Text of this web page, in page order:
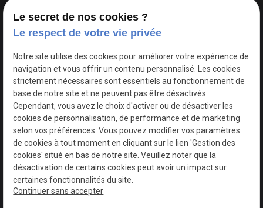
Google Maps Search API est désactivé.
Le secret de nos cookies ?
Le respect de votre vie privée
Notre site utilise des cookies pour améliorer votre expérience de
navigation et vous offrir un contenu personnalisé. Les cookies
strictement nécessaires sont essentiels au fonctionnement de
base de notre site et ne peuvent pas être désactivés.
Cependant, vous avez le choix d'activer ou de désactiver les
cookies de personnalisation, de performance et de marketing
selon vos préférences. Vous pouvez modifier vos paramètres
de cookies à tout moment en cliquant sur le lien 'Gestion des
cookies' situé en bas de notre site. Veuillez noter que la
désactivation de certains cookies peut avoir un impact sur
certaines fonctionnalités du site.
Continuer sans accepter